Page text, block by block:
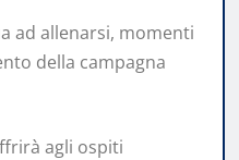
ad allenarsi, momenti
della campagna
agli ospiti